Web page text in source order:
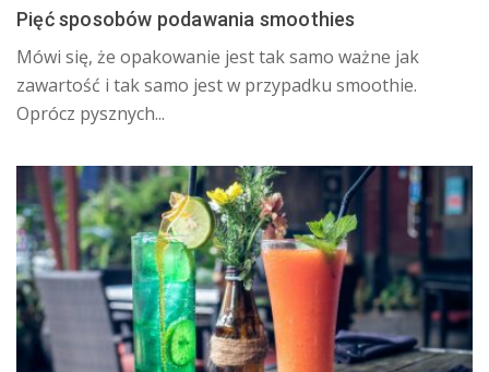
Pięć sposobów podawania smoothies
Mówi się, że opakowanie jest tak samo ważne jak
zawartość i tak samo jest w przypadku smoothie.
Oprócz pysznych...